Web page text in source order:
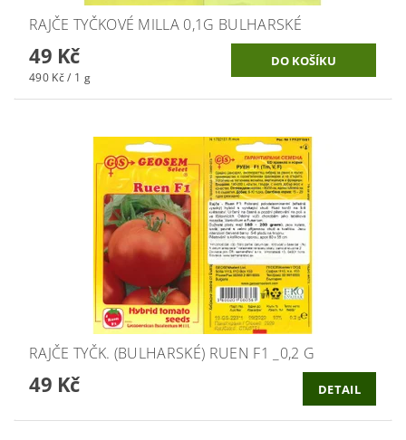
RAJČE TYČKOVÉ MILLA 0,1G BULHARSKÉ
49 Kč
490 Kč / 1 g
RAJČE TYČK. (BULHARSKÉ) RUEN F1 _0,2 G
49 Kč DETAIL